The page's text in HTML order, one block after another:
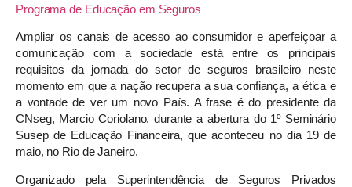
Ampliar os canais de acesso ao consumidor e aperfeiçoar a
comunicação com a sociedade está entre os principais
requisitos da jornada do setor de seguros brasileiro neste
momento em que a nação recupera a sua confiança, a ética e
a vontade de ver um novo País. A frase é do presidente da
CNseg, Marcio Coriolano, durante a abertura do 1º Seminário
Susep de Educação Financeira, que aconteceu no dia 19 de
maio, no Rio de Janeiro.
Organizado pela Superintendência de Seguros Privados